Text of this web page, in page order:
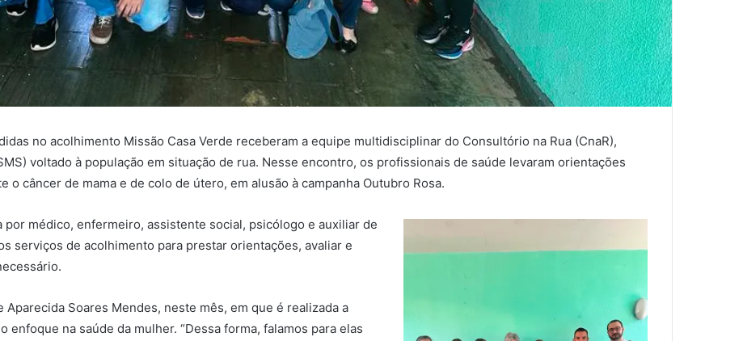
no acolhimento Missão Casa Verde receberam a equipe multidisciplinar do Consultório na Rua (CnaR),
voltado à população em situação de rua. Nesse encontro, os profissionais de saúde levaram orientações
câncer de mama e de colo de útero, em alusão à campanha Outubro Rosa.
médico, enfermeiro, assistente social, psicólogo e auxiliar de
serviços de acolhimento para prestar orientações, avaliar e
Soares Mendes, neste mês, em que é realizada a
enfoque na saúde da mulher. “Dessa forma, falamos para elas